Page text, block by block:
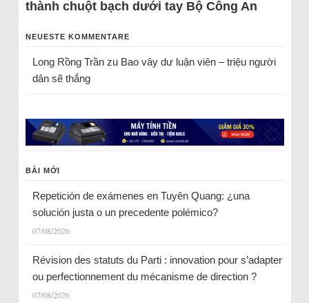
thành chuột bạch dưới tay Bộ Công An
NEUESTE KOMMENTARE
Long Rồng Trầnzu Bao vây dư luận viên – triệu người
dân sẽ thắng
BÀI MỚI
Repetición de exámenes en Tuyên Quang: ¿una
solución justa o un precedente polémico?
07/08/2026
Révision des statuts du Parti : innovation pour s’adapter
ou perfectionnement du mécanisme de direction ?
07/08/2026